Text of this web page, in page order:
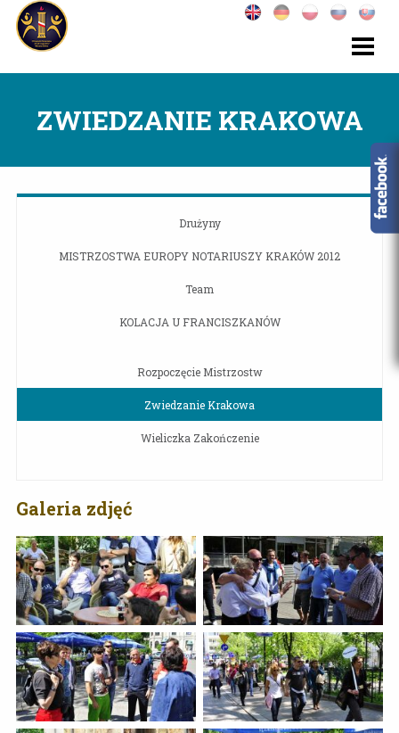
ZWIEDZANIE KRAKOWA
Drużyny
MISTRZOSTWA EUROPY NOTARIUSZY KRAKÓW 2012
Team
KOLACJA U FRANCISZKANÓW
Rozpoczęcie Mistrzostw
Zwiedzanie Krakowa
Wieliczka Zakończenie
Galeria zdjęć